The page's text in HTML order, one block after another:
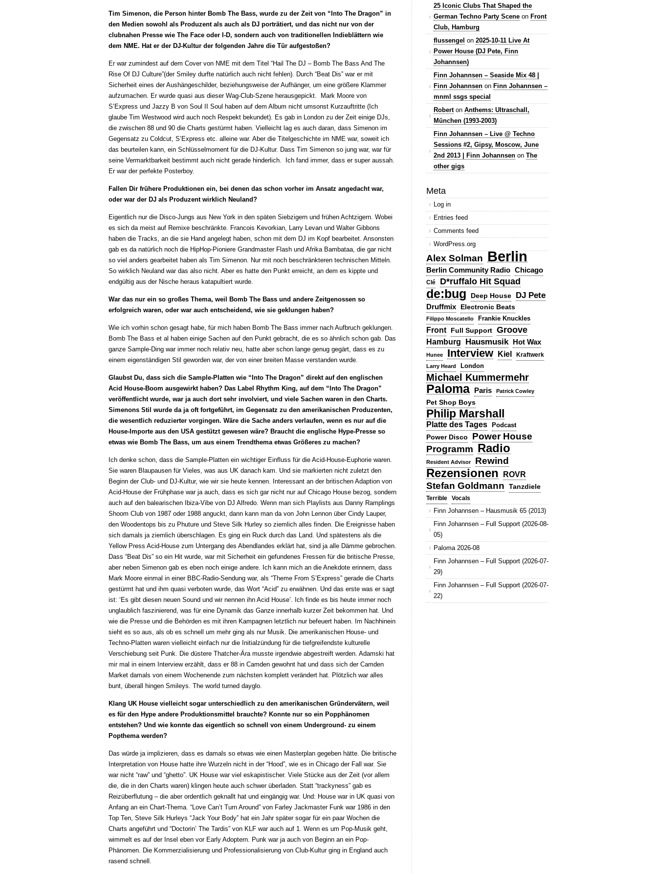
Tim Simenon, die Person hinter Bomb The Bass, wurde zu der Zeit von “Into The Dragon” in
den Medien sowohl als Produzent als auch als DJ porträtiert, und das nicht nur von der
clubnahen Presse wie The Face oder I-D, sondern auch von traditionellen Indieblättern wie
dem NME. Hat er der DJ-Kultur der folgenden Jahre die Tür aufgestoßen?
Er war zumindest auf dem Cover von NME mit dem Titel “Hail The DJ – Bomb The Bass And The
Rise Of DJ Culture”(der Smiley durfte natürlich auch nicht fehlen). Durch “Beat Dis” war er mit
Sicherheit eines der Aushängeschilder, beziehungsweise der Aufhänger, um eine größere Klammer
aufzumachen. Er wurde quasi aus dieser Wag-Club-Szene herausgepickt. Mark Moore von
S’Express und Jazzy B von Soul II Soul haben auf dem Album nicht umsonst Kurzauftritte (Ich
glaube Tim Westwood wird auch noch Respekt bekundet). Es gab in London zu der Zeit einige DJs,
die zwischen 88 und 90 die Charts gestürmt haben. Vielleicht lag es auch daran, dass Simenon im
Gegensatz zu Coldcut, S’Express etc. alleine war. Aber die Titelgeschichte im NME war, soweit ich
das beurteilen kann, ein Schlüsselmoment für die DJ-Kultur. Dass Tim Simenon so jung war, war für
seine Vermarktbarkeit bestimmt auch nicht gerade hinderlich. Ich fand immer, dass er super aussah.
Er war der perfekte Posterboy.
Fallen Dir frühere Produktionen ein, bei denen das schon vorher im Ansatz angedacht war,
oder war der DJ als Produzent wirklich Neuland?
Eigentlich nur die Disco-Jungs aus New York in den späten Siebzigern und frühen Achtzigern. Wobei
es sich da meist auf Remixe beschränkte. Francois Kevorkian, Larry Levan und Walter Gibbons
haben die Tracks, an die sie Hand angelegt haben, schon mit dem DJ im Kopf bearbeitet. Ansonsten
gab es da natürlich noch die HipHop-Pioniere Grandmaster Flash und Afrika Bambataa, die gar nicht
so viel anders gearbeitet haben als Tim Simenon. Nur mit noch beschränkteren technischen Mitteln.
So wirklich Neuland war das also nicht. Aber es hatte den Punkt erreicht, an dem es kippte und
endgültig aus der Nische heraus katapultiert wurde.
War das nur ein so großes Thema, weil Bomb The Bass und andere Zeitgenossen so
erfolgreich waren, oder war auch entscheidend, wie sie geklungen haben?
Wie ich vorhin schon gesagt habe, für mich haben Bomb The Bass immer nach Aufbruch geklungen.
Bomb The Bass et al haben einige Sachen auf den Punkt gebracht, die es so ähnlich schon gab. Das
ganze Sample-Ding war immer noch relativ neu, hatte aber schon lange genug gegärt, dass es zu
einem eigenständigen Stil geworden war, der von einer breiten Masse verstanden wurde.
Glaubst Du, dass sich die Sample-Platten wie “Into The Dragon” direkt auf den englischen
Acid House-Boom ausgewirkt haben? Das Label Rhythm King, auf dem “Into The Dragon”
veröffentlicht wurde, war ja auch dort sehr involviert, und viele Sachen waren in den Charts.
Simenons Stil wurde da ja oft fortgeführt, im Gegensatz zu den amerikanischen Produzenten,
die wesentlich reduzierter vorgingen. Wäre die Sache anders verlaufen, wenn es nur auf die
House-Importe aus den USA gestützt gewesen wäre? Braucht die englische Hype-Presse so
etwas wie Bomb The Bass, um aus einem Trendthema etwas Größeres zu machen?
Ich denke schon, dass die Sample-Platten ein wichtiger Einfluss für die Acid-House-Euphorie waren.
Sie waren Blaupausen für Vieles, was aus UK danach kam. Und sie markierten nicht zuletzt den
Beginn der Club- und DJ-Kultur, wie wir sie heute kennen. Interessant an der britischen Adaption von
Acid-House der Frühphase war ja auch, dass es sich gar nicht nur auf Chicago House bezog, sondern
auch auf den balearischen Ibiza-Vibe von DJ Alfredo. Wenn man sich Playlists aus Danny Ramplings
Shoom Club von 1987 oder 1988 anguckt, dann kann man da von John Lennon über Cindy Lauper,
den Woodentops bis zu Phuture und Steve Silk Hurley so ziemlich alles finden. Die Ereignisse haben
sich damals ja ziemlich überschlagen. Es ging ein Ruck durch das Land. Und spätestens als die
Yellow Press Acid-House zum Untergang des Abendlandes erklärt hat, sind ja alle Dämme gebrochen.
Dass “Beat Dis” so ein Hit wurde, war mit Sicherheit ein gefundenes Fressen für die britische Presse,
aber neben Simenon gab es eben noch einige andere. Ich kann mich an die Anekdote erinnern, dass
Mark Moore einmal in einer BBC-Radio-Sendung war, als “Theme From S’Express” gerade die Charts
gestürmt hat und ihm quasi verboten wurde, das Wort “Acid” zu erwähnen. Und das erste was er sagt
ist: ‘Es gibt diesen neuen Sound und wir nennen ihn Acid House’. Ich finde es bis heute immer noch
unglaublich faszinierend, was für eine Dynamik das Ganze innerhalb kurzer Zeit bekommen hat. Und
wie die Presse und die Behörden es mit ihren Kampagnen letztlich nur befeuert haben. Im Nachhinein
sieht es so aus, als ob es schnell um mehr ging als nur Musik. Die amerikanischen House- und
Techno-Platten waren vielleicht einfach nur die Initialzündung für die tiefgreifendste kulturelle
Verschiebung seit Punk. Die düstere Thatcher-Ära musste irgendwie abgestreift werden. Adamski hat
mir mal in einem Interview erzählt, dass er 88 in Camden gewohnt hat und dass sich der Camden
Market damals von einem Wochenende zum nächsten komplett verändert hat. Plötzlich war alles
bunt, überall hingen Smileys. The world turned dayglo.
Klang UK House vielleicht sogar unterschiedlich zu den amerikanischen Gründervätern, weil
es für den Hype andere Produktionsmittel brauchte? Konnte nur so ein Popphänomen
entstehen? Und wie konnte das eigentlich so schnell von einem Underground- zu einem
Popthema werden?
Das würde ja implizieren, dass es damals so etwas wie einen Masterplan gegeben hätte. Die britische
Interpretation von House hatte ihre Wurzeln nicht in der “Hood”, wie es in Chicago der Fall war. Sie
war nicht “raw” und “ghetto”. UK House war viel eskapistischer. Viele Stücke aus der Zeit (vor allem
die, die in den Charts waren) klingen heute auch schwer überladen. Statt “trackyness” gab es
Reizüberflutung – die aber ordentlich geknallt hat und eingängig war. Und: House war in UK quasi von
Anfang an ein Chart-Thema. “Love Can’t Turn Around” von Farley Jackmaster Funk war 1986 in den
Top Ten, Steve Silk Hurleys “Jack Your Body” hat ein Jahr später sogar für ein paar Wochen die
Charts angeführt und “Doctorin’ The Tardis” von KLF war auch auf 1. Wenn es um Pop-Musik geht,
wimmelt es auf der Insel eben vor Early Adoptern. Punk war ja auch von Beginn an ein Pop-
Phänomen. Die Kommerzialisierung und Professionalisierung von Club-Kultur ging in England auch
rasend schnell.
25 Iconic Clubs That Shaped the
German Techno Party Scene on Front
Club, Hamburg
flussengel on 2025-10-11 Live At
Power House (DJ Pete, Finn
Johannsen)
Finn Johannsen – Seaside Mix 48 |
Finn Johannsen on Finn Johannsen –
mnml ssgs special
Roberton Anthems: Ultraschall,
München (1993-2003)
Finn Johannsen – Live @ Techno
Sessions #2, Gipsy, Moscow, June
2nd 2013 | Finn Johannsen on The
other gigs
Meta
Log in
Entries feed
Comments feed
WordPress.org
Alex Solman Berlin
Berlin Community Radio Chicago
Clé D*ruffalo Hit Squad
de:bug Deep House DJ Pete
Druffmix Electronic Beats
Filippo Moscatello Frankie Knuckles
Front Full Support Groove
Hamburg Hausmusik Hot Wax
Hunee Interview Kiel
Kraftwerk
Larry Heard
London
Michael Kummermehr
Paloma Paris Patrick Cowley
Pet Shop Boys
Philip Marshall
Platte des Tages Podcast
Power Disco
Power House
Programm Radio
Resident Advisor Rewind
Rezensionen ROVR
Stefan Goldmann Tanzdiele
Terrible Vocals
Finn Johannsen – Hausmusik 65 (2013)
Finn Johannsen – Full Support (2026-08-
05)
Paloma 2026-08
Finn Johannsen – Full Support (2026-07-
29)
Finn Johannsen – Full Support (2026-07-
22)